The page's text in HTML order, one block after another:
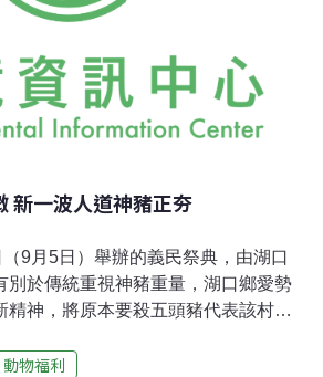
月，全台僅有。而神豬祭典持續一、
化看待，盼外界予以尊重。台灣動物
增宏批評，全台126間清水祖
新一波人道神豬正夯
9月5日）舉辦的義民祭典，由湖口
別於傳統重視神豬重量，湖口鄉愛勢
精神，將原本要殺五頭豬代表該村祭
但獲得780多位鄉民響應認購，盈餘
動物福利